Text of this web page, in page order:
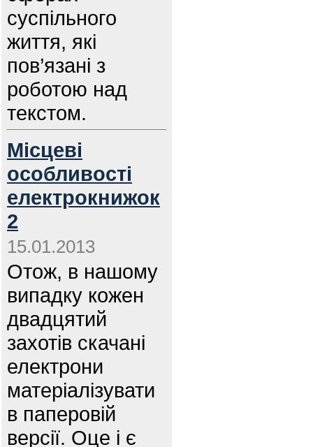
суспільного
життя, які
пов’язані з
роботою над
текстом.
Місцеві
особливості
електрокнижок
2
15.01.2013
Отож, в нашому
випадку кожен
двадцятий
захотів скачані
електрони
матеріалізувати
в паперовій
версії. Оце і є